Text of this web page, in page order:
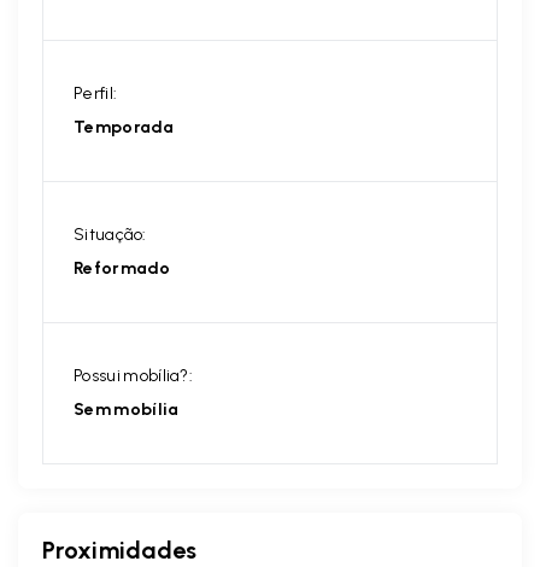
Perfil:
Temporada
Situação:
Reformado
Possui mobília?:
Sem mobília
Proximidades